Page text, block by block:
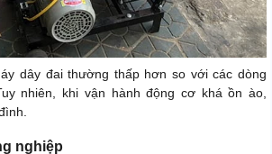
dây đai thường thấp hơn so với các dòng
nhiên, khi vận hành động cơ khá ồn ào,
nghiệp